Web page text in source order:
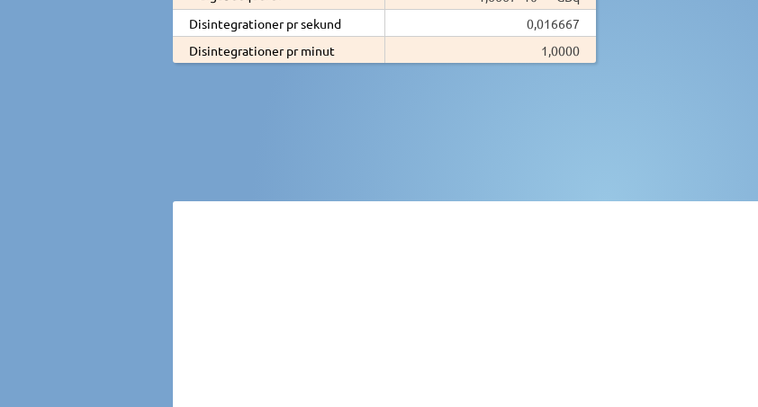
Disintegrationer pr sekund
0,016667
Disintegrationer pr minut
1,0000